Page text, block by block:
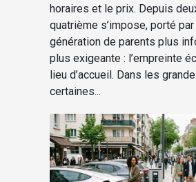
horaires et le prix. Depuis
quatrième s’impose, porté par
génération de parents plus
plus exigeante : l’empreinte
lieu d’accueil. Dans les
certaines...